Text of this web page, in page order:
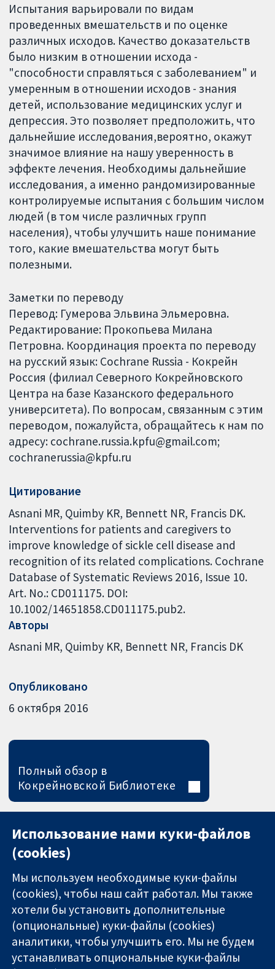
Испытания варьировали по видам
проведенных вмешательств и по оценке
различных исходов. Качество доказательств
было низким в отношении исхода -
"способности справляться с заболеванием" и
умеренным в отношении исходов - знания
детей, использование медицинских услуг и
депрессия. Это позволяет предположить, что
дальнейшие исследования,вероятно, окажут
значимое влияние на нашу уверенность в
эффекте лечения. Необходимы дальнейшие
исследования, а именно рандомизированные
контролируемые испытания с большим числом
людей (в том числе различных групп
населения), чтобы улучшить наше понимание
того, какие вмешательства могут быть
полезными.
Заметки по переводу
Перевод: Гумерова Эльвина Эльмеровна.
Редактирование: Прокопьева Милана
Петровна. Координация проекта по переводу
на русский язык: Cochrane Russia - Кокрейн
Россия (филиал Северного Кокрейновского
Центра на базе Казанского федерального
университета). По вопросам, связанным с этим
переводом, пожалуйста, обращайтесь к нам по
адресу: cochrane.russia.kpfu@gmail.com;
cochranerussia@kpfu.ru
Цитирование
Asnani MR, Quimby KR, Bennett NR, Francis DK.
Interventions for patients and caregivers to
improve knowledge of sickle cell disease and
recognition of its related complications. Cochrane
Database of Systematic Reviews 2016, Issue 10.
Art. No.: CD011175. DOI:
10.1002/14651858.CD011175.pub2.
Авторы
Asnani MR Quimby KR Bennett NR Francis DK
Опубликовано
6 октября 2016
Полный обзор в
Кокрейновской Библиотеке
11-13 Cavendish
Square
Связаться с
нами
Использование нами куки-файлов
(cookies)
Мы используем необходимые куки-файлы
(cookies), чтобы наш сайт работал. Мы также
хотели бы установить дополнительные
(опциональные) куки-файлы (cookies)
аналитики, чтобы улучшить его. Мы не будем
устанавливать опциональные куки-файлы